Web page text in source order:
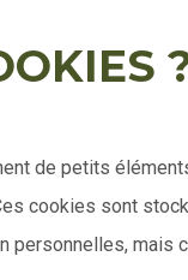
de petits
cookies sont
mais